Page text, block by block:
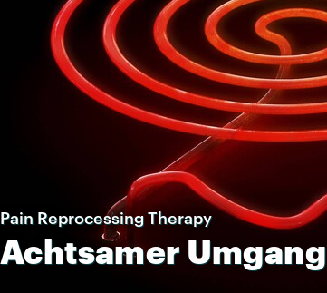
Pain Reprocessing Therapy
Achtsamer Umgang